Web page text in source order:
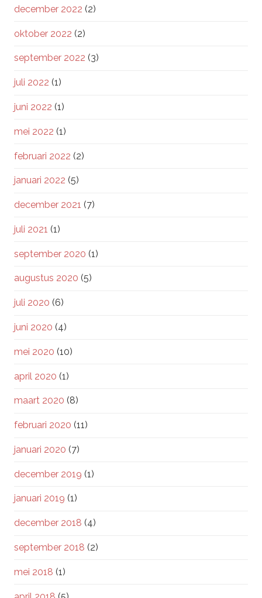
december 2022 (2)
oktober 2022 (2)
september 2022 (3)
juli 2022 (1)
juni 2022 (1)
mei 2022 (1)
februari 2022 (2)
januari 2022 (5)
december 2021 (7)
juli 2021 (1)
september 2020 (1)
augustus 2020 (5)
juli 2020 (6)
juni 2020 (4)
mei 2020 (10)
april 2020 (1)
maart 2020 (8)
februari 2020 (11)
januari 2020 (7)
december 2019 (1)
januari 2019 (1)
december 2018 (4)
september 2018 (2)
mei 2018 (1)